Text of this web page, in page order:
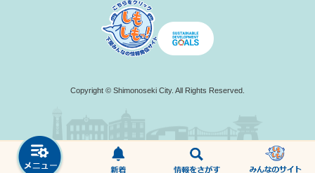
Copyright © Shimonoseki City. All Rights Reserved.